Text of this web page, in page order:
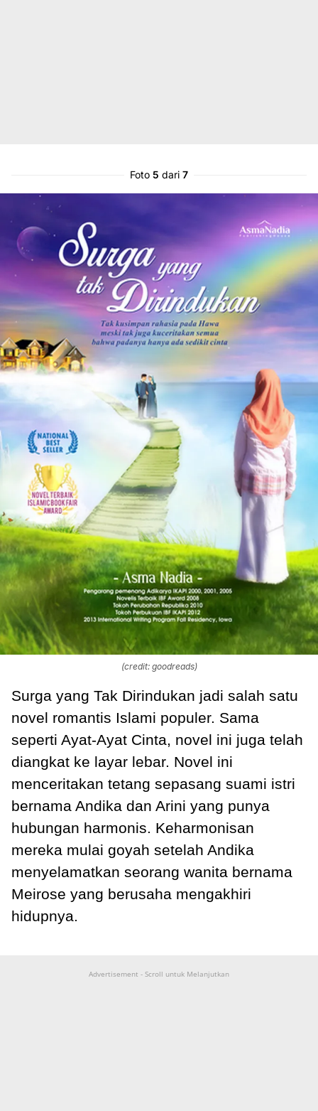
Foto 5 dari 7
(credit: goodreads)
Surga yang Tak Dirindukan jadi salah satu
novel romantis Islami populer. Sama
seperti Ayat-Ayat Cinta, novel ini juga telah
diangkat ke layar lebar. Novel ini
menceritakan tetang sepasang suami istri
bernama Andika dan Arini yang punya
hubungan harmonis. Keharmonisan
mereka mulai goyah setelah Andika
menyelamatkan seorang wanita bernama
Meirose yang berusaha mengakhiri
hidupnya.
Advertisement - Scroll untuk Melanjutkan